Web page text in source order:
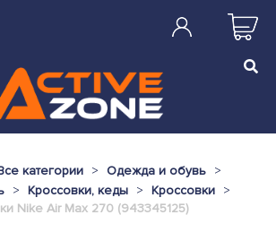
категории
Одежда и обувь
Кроссовки, кеды
Кроссовки
Nike Air Max 270 (943345125)